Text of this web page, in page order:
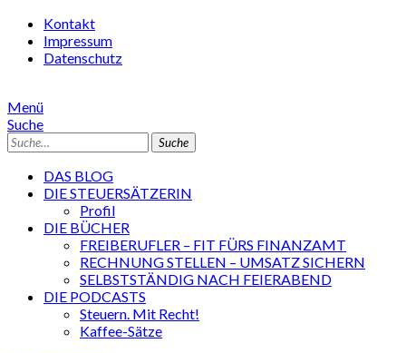
Kontakt
Impressum
Datenschutz
Menü
Suche
Suche
DAS BLOG
DIE STEUERSÄTZERIN
Profil
DIE BÜCHER
FREIBERUFLER – FIT FÜRS FINANZAMT
RECHNUNG STELLEN – UMSATZ SICHERN
SELBSTSTÄNDIG NACH FEIERABEND
DIE PODCASTS
Steuern. Mit Recht!
Kaffee-Sätze